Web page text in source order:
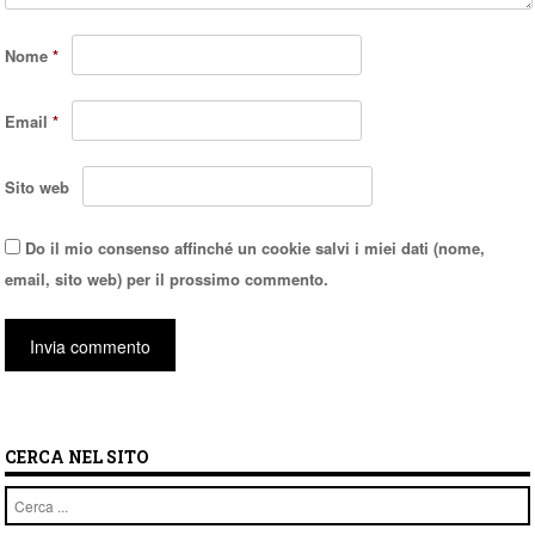
Nome*
Email*
Sito web
Do il mio consenso affinché un cookie salvi i miei dati (nome,
email, sito web) per il prossimo commento.
CERCA NEL SITO
Cerca